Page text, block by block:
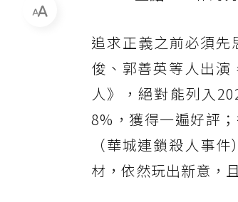
追求正義之前必須
俊、郭善英等人出演
人》，絕對能列入
8%，獲得一遍好評
（華城連鎖殺人事
材，依然玩出新意，